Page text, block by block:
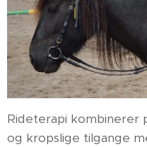
Rideterapi kombinerer
og kropslige tilgange